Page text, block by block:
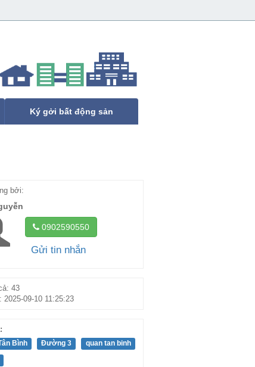
Ký gởi bất động sản
bởi:
0902590550
Gửi tin nhắn
43
2025-09-10 11:25:23
Bình Đường 3
quan tan binh